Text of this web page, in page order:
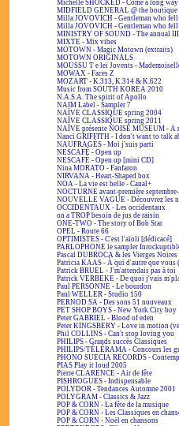
Michelle SHOCKED - Come a long way
MIDFIELD GENERAL @ the boutique
Milla JOVOVICH - Gentleman who fell
Milla JOVOVICH - Gentleman who fell
MINISTRY OF SOUND - The annual III
MIXTE - Mix vibes
MOTOWN - Magic Motown (extraits)
MOTOWN ORIGINALS
MOUSSU T e lei Jovents -
MOWAX - Faces Z
MOZART - K.313, K.314 & K.622
Music from SOUTH KOREA 2010
N.A.S.A. The spirit of Apollo
NAIM Label - Sampler 7
NAÏVE CLASSIQUE spring 2004
NAÏVE CLASSIQUE spring 2011
NAÏVE présente NOISE MUSEUM - A
Nanci GRIFFITH - I don't want to talk
NAUFRAGÉS - Moi j'suis parti
NESCAFÉ - Open up
NESCAFÉ - Open up [mini CD]
Nina MORATO - Fanfaron
NIRVANA - Heart-Shaped box
NOA - La vie est belle - Canal+
NOCTURNE avant-première
NOUVELLE VAGUE - Découvrez les
OCCIDENTAUX - Les occidentaux
on a TROP besoin de jus de raisin
ONE-TWO - The story of Bob Star
OPEL - Route 66
OPTIMISTES - C'est l'aïoli [dédicacé]
PARLOPHONE le sampler
Pascal DUBROCA & les Vierges
Patricia KAAS - À qui d'autre que vous
Patrick BRUEL - J'm'attendais pas à toi
Patrick VERBEKE - De quoi j'vais
Paul PERSONNE - Le bourdon
Paul WELLER - Studio 150
PERNOD SA - Des sons 51 nouveaux
PET SHOP BOYS - New York City boy
Peter GABRIEL - Blood of eden
Peter KINGSBERY - Love in motion
Phil COLLINS - Can't stop loving you
PHILIPS - Grands succès Classiques
PHILIPS/TÉLÉRAMA - Concours les
PHONO SUECIA RECORDS -
PIAS Play it loud 2005
Pierre CLARENCE - Air de fête
PISHROGUES - Indispensable
POLYDOR - Tendances Automne 2001
POLYGRAM - Classics & Jazz
POP & CORN - La fête de la musique
POP & CORN - Les Classiques en
POP & CORN - Noël en chansons